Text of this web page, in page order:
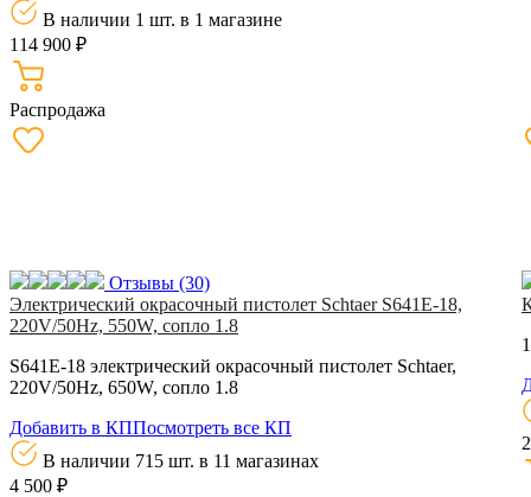
В наличии 1 шт. в 1 магазине
114 900 ₽
Распродажа
Отзывы (30)
Электрический окрасочный пистолет Schtaer S641E-18,
220V/50Hz, 550W, сопло 1.8
S641E-18 электрический окрасочный пистолет Schtaer,
220V/50Hz, 650W, сопло 1.8
Добавить в КППосмотреть все КП
В наличии 715 шт. в 11 магазинах
4 500 ₽